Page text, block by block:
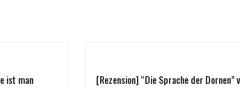
ist man
[Rezension] “Die Sprache der Dornen”